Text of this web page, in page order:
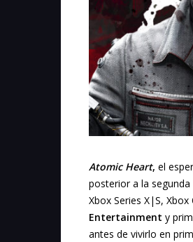
Atomic Heart, el
posterior a la
Xbox Series X|S,
Entertainment y
antes de vivirlo en